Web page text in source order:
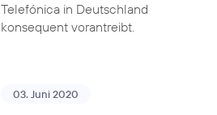
Telefónica in Deutschland
konsequent vorantreibt.
03. Juni 2020